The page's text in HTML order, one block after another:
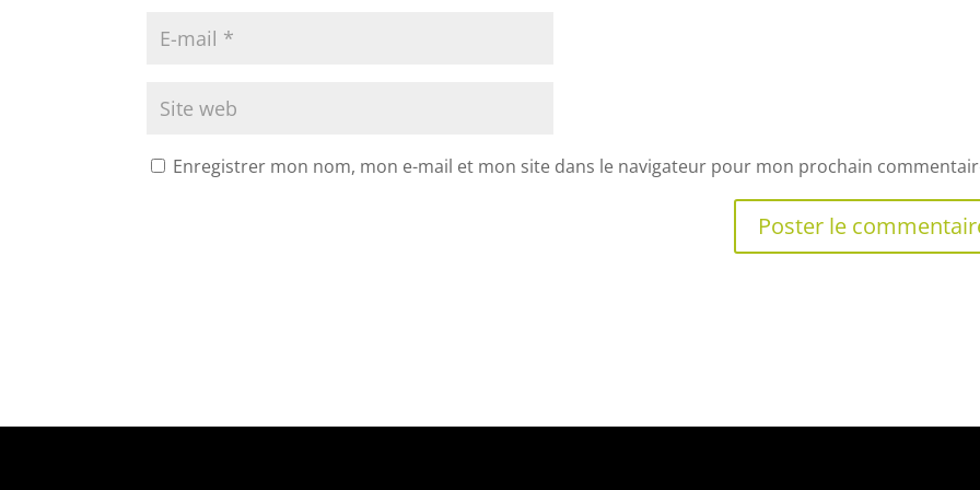
Enregistrer mon nom, mon e-mail et mon site dans le navigateur pour mon prochain